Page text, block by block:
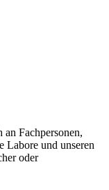
Fachpersonen,
Labore und unseren
oder